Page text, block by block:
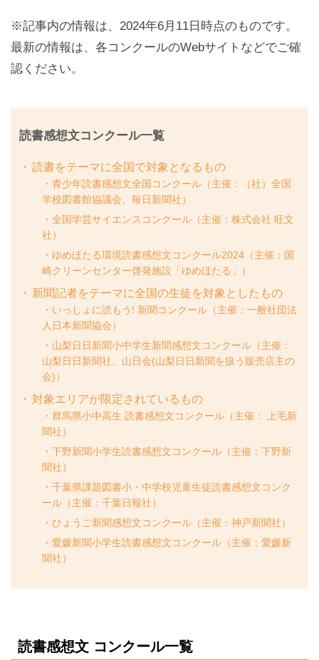
※記事内の情報は、2024年6月11日時点のものです。
最新の情報は、各コンクールのWebサイトなどでご確
認ください。
読書感想文コンクール一覧
読書をテーマに全国で対象となるもの
青少年読書感想文全国コンクール（主催：（社）全国
学校図書館協議会、毎日新聞社）
全国学芸サイエンスコンクール（主催：株式会社 旺文
社）
ゆめほたる環境読書感想文コンクール2024（主催：国
崎クリーンセンター啓発施設「ゆめほたる」）
新聞記者をテーマに全国の生徒を対象としたもの
いっしょに読もう! 新聞コンクール（主催：一般社団法
人日本新聞協会）
山梨日日新聞小中学生新聞感想文コンクール（主催：
山梨日日新聞社、山日会(山梨日日新聞を扱う販売店主の
会)）
対象エリアが限定されているもの
群馬県小中高生 読書感想文コンクール（主催： 上毛新
聞社）
下野新聞小学生読書感想文コンクール（主催：下野新
聞社）
千葉県課題図書小・中学校児童生徒読書感想文コンク
ール（主催：千葉日報社）
ひょうご新聞感想文コンクール（主催：神戸新聞社）
愛媛新聞小学生読書感想文コンクール（主催：愛媛新
聞社）
読書感想文 コンクール一覧